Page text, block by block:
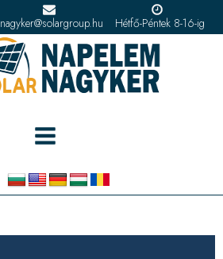
nagyker@solargroup.hu Hétfő-Péntek 8-16-ig